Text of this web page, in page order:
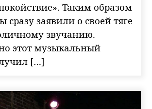
Таким образом
сразу заявили о своей тяге
звучанию.
этот музыкальный
[…]